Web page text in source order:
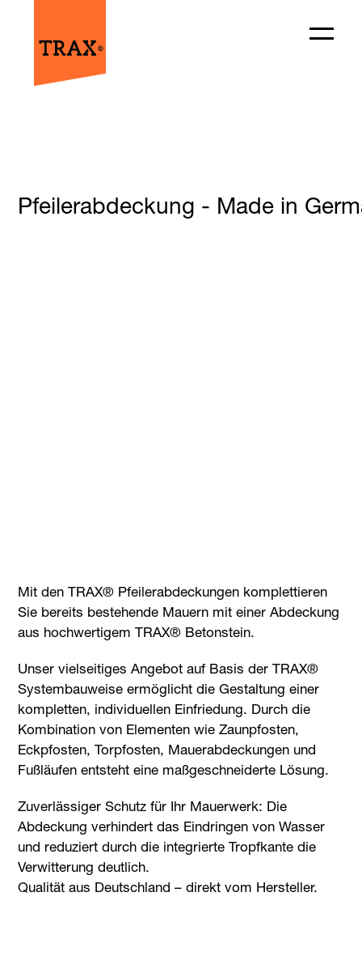
Pfeilerabdeckung - Made in
Mit den TRAX® Pfeilerabdeckungen komplettieren
Sie bereits bestehende Mauern mit einer Abdeckung
aus hochwertigem TRAX® Betonstein.
Unser vielseitiges Angebot auf Basis der TRAX®
Systembauweise ermöglicht die Gestaltung einer
kompletten, individuellen Einfriedung. Durch die
Kombination von Elementen wie Zaunpfosten,
Eckpfosten, Torpfosten, Mauerabdeckungen und
Fußläufen entsteht eine maßgeschneiderte Lösung.
Zuverlässiger Schutz für Ihr Mauerwerk: Die
Abdeckung verhindert das Eindringen von Wasser
und reduziert durch die integrierte Tropfkante die
Verwitterung deutlich.
Qualität aus Deutschland – direkt vom Hersteller.